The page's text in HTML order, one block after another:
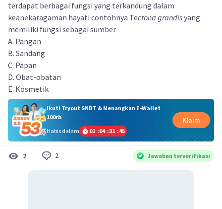
terdapat berbagai fungsi yang terkandung dalam
keanekaragaman hayati contohnya Tectona grandisyang
memiliki fungsi sebagai sumber
A. Pangan
B. Sandang
C. Papan
D. Obat-obatan
E. Kosmetik
Ikuti Tryout SNBT & Menangkan E-Wallet
100rb
Habis dalam
01 :04 :31 :45
Klaim
2 2 Jawaban terverifikasi